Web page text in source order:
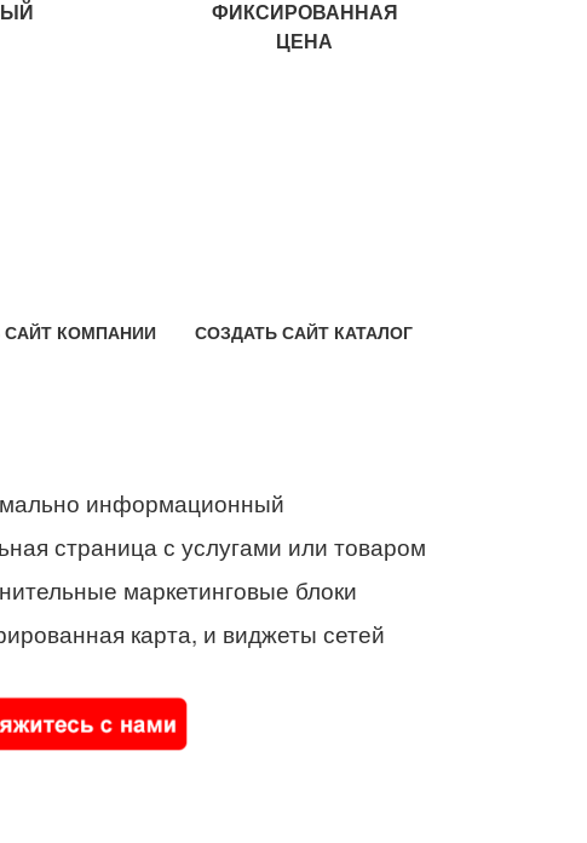
ФИКСИРОВАННАЯ
ЦЕНА
САЙТ КОМПАНИИ СОЗДАТЬ САЙТ КАТАЛОГ
информационный
страница с услугами или товаром
маркетинговые блоки
карта, и виджеты сетей